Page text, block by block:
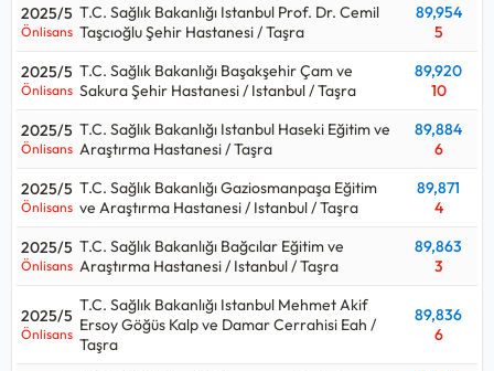
2025/5
Önlisans
T.C. Sağlık Bakanlığı Istanbul Prof. Dr. Cemil
Taşcıoğlu Şehir Hastanesi / Taşra
89,954
5
2025/5
Önlisans
T.C. Sağlık Bakanlığı Başakşehir Çam ve
Sakura Şehir Hastanesi / Istanbul / Taşra
89,920
10
2025/5
Önlisans
T.C. Sağlık Bakanlığı Istanbul Haseki Eğitim ve
Araştırma Hastanesi / Taşra
89,884
6
2025/5
Önlisans
T.C. Sağlık Bakanlığı Gaziosmanpaşa Eğitim
ve Araştırma Hastanesi / Istanbul / Taşra
89,871
4
2025/5
Önlisans
T.C. Sağlık Bakanlığı Bağcılar Eğitim ve
Araştırma Hastanesi / Istanbul / Taşra
89,863
3
2025/5
Önlisans
T.C. Sağlık Bakanlığı Istanbul Mehmet Akif
Ersoy Göğüs Kalp ve Damar Cerrahisi Eah /
Taşra
89,836
6